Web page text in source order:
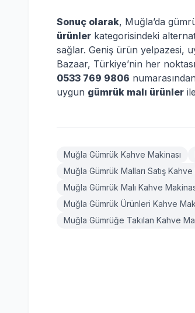
Sonuç olarak, Muğla’da
ürünler kategorisindeki
sağlar. Geniş ürün yelpazesi,
Bazaar, Türkiye’nin her
0533 769 9806
uygun gümrük malı ürünler
Muğla Gümrük Kahve Makinası
Muğla Gümrük Malları Satış Kahve
Muğla Gümrük Malı Kahve
Muğla Gümrük Ürünleri Kahve
Muğla Gümrüğe Takılan Kahve